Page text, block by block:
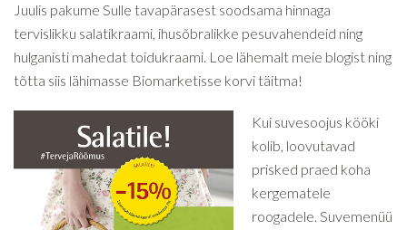
Juulis pakume Sulle tavapärasest soodsama hinnaga
tervislikku salatikraami, ihusõbralikke pesuvahendeid ning
hulganisti mahedat toidukraami. Loe lähemalt meie blogist ning
tõtta siis lähimasse Biomarketisse korvi täitma!
Kui suvesoojus kööki
kolib, loovutavad
prisked praed koha
kergematele
roogadele. Suvemenüü